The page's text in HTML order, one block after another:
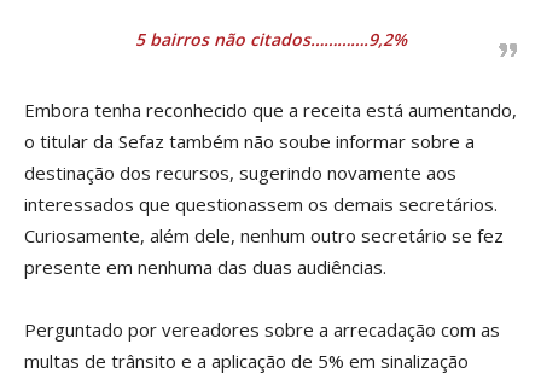
5 bairros não citados………….9,2%
Embora tenha reconhecido que a receita está aumentando,
o titular da Sefaz também não soube informar sobre a
destinação dos recursos, sugerindo novamente aos
interessados que questionassem os demais secretários.
Curiosamente, além dele, nenhum outro secretário se fez
presente em nenhuma das duas audiências.
Perguntado por vereadores sobre a arrecadação com as
multas de trânsito e a aplicação de 5% em sinalização